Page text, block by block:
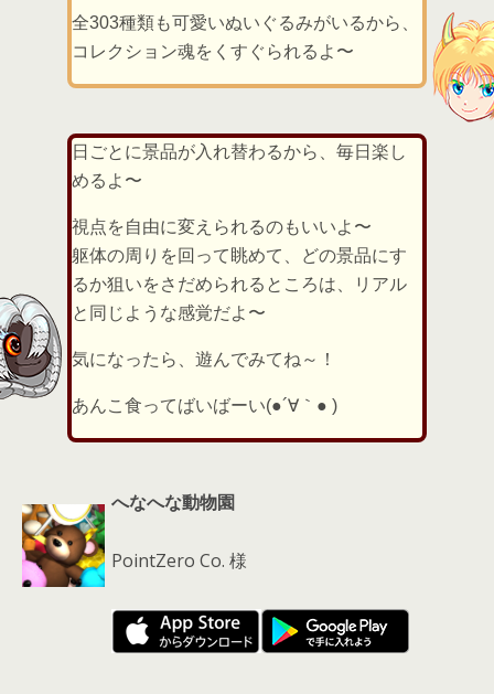
全303種類も可愛いぬいぐるみがいるから、
コレクション魂をくすぐられるよ〜
日ごとに景品が入れ替わるから、毎日楽し
めるよ〜
視点を自由に変えられるのもいいよ〜
躯体の周りを回って眺めて、どの景品にす
るか狙いをさだめられるところは、リアル
と同じような感覚だよ〜
気になったら、遊んでみてね～！
あんこ食ってばいばーい(●´∀｀● )
へなへな動物園
PointZero Co. 様